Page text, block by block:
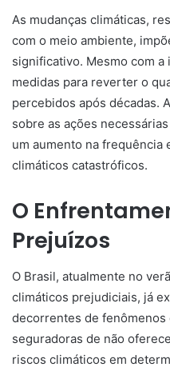
As mudanças climáticas,
com o meio ambiente,
significativo. Mesmo com
medidas para reverter o
percebidos após décadas.
sobre as ações
um aumento na frequência
climáticos catastróficos.
O
Prejuízos
O Brasil, atualmente no
climáticos prejudiciais, já
decorrentes de fenômenos
seguradoras de não
riscos climáticos em